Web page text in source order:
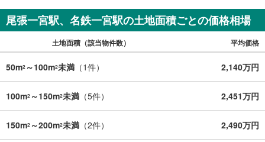
尾張一宮駅、名鉄一宮駅の土地面積ごとの価格相場
土地面積（該当物件数） 平均価格
50m2 ～100m2未満 （1件） 2,140万円
100m2 ～150m2未満 （5件） 2,451万円
150m2 ～200m2未満 （2件） 2,490万円